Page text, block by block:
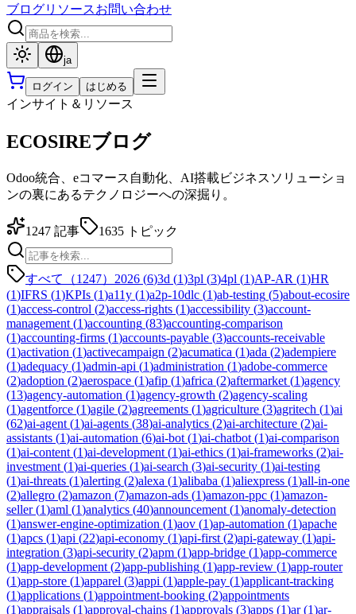
ブログリソースお問い合わせ
ja
ログイン はじめる
インサイト＆リソース
ECOSIREブログ
Odoo統合、eコマース自動化、AI搭載ビジネスソリューショ
ンの裏にあるテクノロジーへの深掘り。
1247 記事 1635 トピック
すべて（1247） 2026 (6)3d (1)3pl (3)4pl (1)AP-AR (1)HR
(1)IFRS (1)KPIs (1)a11y (1)a2p-10dlc (1)ab-testing (5)about-ecosire
(1)access-control (2)access-rights (1)accessibility (3)account-
management (1)accounting (83)accounting-comparison
(1)accounting-firms (1)accounts-payable (3)accounts-receivable
(1)activation (1)activecampaign (2)acumatica (1)ada (2)adempiere
(1)adequacy (1)admin-api (1)administration (1)adobe-commerce
(2)adoption (2)aerospace (1)afip (1)africa (2)aftermarket (1)agency
(13)agency-automation (1)agency-growth (2)agency-scaling
(1)agentforce (1)agile (2)agreements (1)agriculture (3)agritech (1)ai
(62)ai-agent (1)ai-agents (38)ai-analytics (2)ai-architecture (2)ai-
assistants (1)ai-automation (6)ai-bot (1)ai-chatbot (1)ai-comparison
(1)ai-content (1)ai-development (1)ai-ethics (1)ai-frameworks (2)ai-
investment (1)ai-queries (1)ai-search (3)ai-security (1)ai-testing
(1)ai-threats (1)alerting (2)alexa (1)alibaba (1)aliexpress (1)all-in-one
(2)allegro (2)amazon (7)amazon-ads (1)amazon-ppc (1)amazon-
seller(1)aml (1)analytics (40)announcement (1)anomaly-detection
(1)answer-engine-optimization (1)aov (1)ap-automation (1)apache
(1)apcs (1)api (22)api-economy (1)api-first (2)api-gateway (1)api-
integration (3)api-security (2)apm (1)app-bridge (1)app-commerce
(1)app-development (2)app-publishing (1)app-review (1)app-router
(1)app-store (1)apparel (3)appi (1)apple-pay (1)applicant-tracking
(1)applications (1)appointment-booking (2)appointments
(1)appraisals (1)approval-chains (1)approvals (3)apps (1)ar(1)ar-